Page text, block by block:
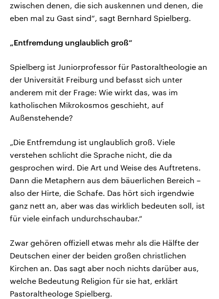
zwischen denen, die sich auskennen und denen, die
eben mal zu Gast sind“, sagt Bernhard Spielberg.
„Entfremdung unglaublich groß“
Spielberg ist Juniorprofessor für Pastoraltheologie an
der Universität Freiburg und befasst sich unter
anderem mit der Frage: Wie wirkt das, was im
katholischen Mikrokosmos geschieht, auf
Außenstehende?
„Die Entfremdung ist unglaublich groß. Viele
verstehen schlicht die Sprache nicht, die da
gesprochen wird. Die Art und Weise des Auftretens.
Dann die Metaphern aus dem bäuerlichen Bereich –
also der Hirte, die Schafe. Das hört sich irgendwie
ganz nett an, aber was das wirklich bedeuten soll, ist
für viele einfach undurchschaubar.“
Zwar gehören offiziell etwas mehr als die Hälfte der
Deutschen einer der beiden großen christlichen
Kirchen an. Das sagt aber noch nichts darüber aus,
welche Bedeutung Religion für sie hat, erklärt
Pastoraltheologe Spielberg.